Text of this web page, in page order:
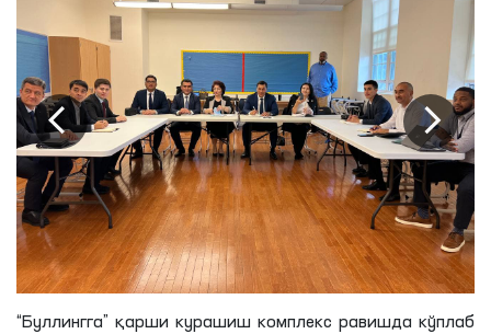
“Буллингга” қарши курашиш комплекс равишда кўплаб